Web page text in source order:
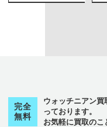
完全
無料
ウォッチニアン
っております。
お気軽に買取のこ